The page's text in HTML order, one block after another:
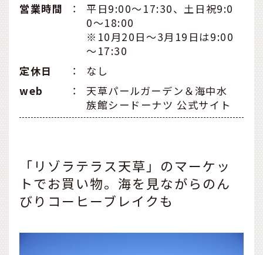
営業時間
：
平日9:00～17:30、土日祝9:0
0～18:00
※10月20日～3月19日は9:00
～17:30
定休日
：
なし
web
：
天草パールガーデン＆海中水
族館シードーナツ 公式サイト
「リゾラテラス天草」のマーケッ
トでお買い物。海を見ながらのん
びりコーヒーブレイクも